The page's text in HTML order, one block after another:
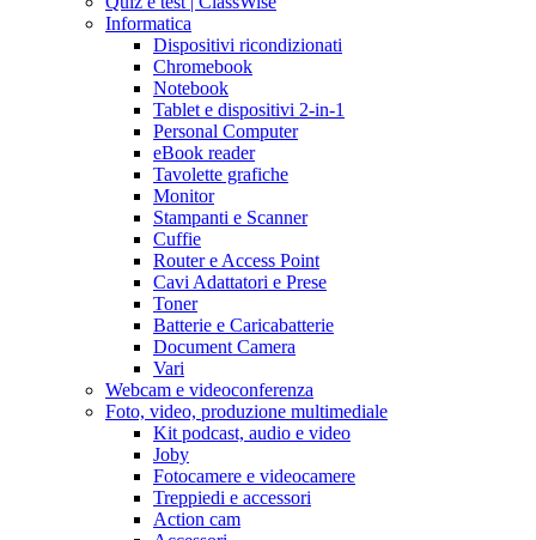
Informatica
Dispositivi ricondizionati
Chromebook
Notebook
Tablet e dispositivi 2-in-1
Personal Computer
eBook reader
Tavolette grafiche
Monitor
Stampanti e Scanner
Cuffie
Router e Access Point
Cavi Adattatori e Prese
Toner
Batterie e Caricabatterie
Document Camera
Vari
Webcam e videoconferenza
Foto, video, produzione multimediale
Kit podcast, audio e video
Joby
Fotocamere e videocamere
Treppiedi e accessori
Action cam